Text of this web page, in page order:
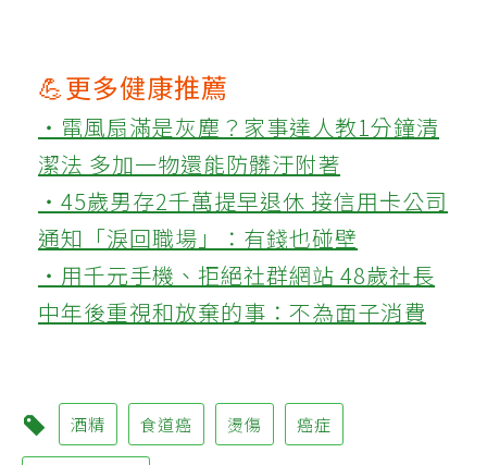
💪更多健康推薦
‧電風扇滿是灰塵？家事達人教1分鐘清
潔法 多加一物還能防髒汙附著
‧45歲男存2千萬提早退休 接信用卡公司
通知「淚回職場」：有錢也碰壁
‧用千元手機、拒絕社群網站 48歲社長
中年後重視和放棄的事：不為面子消費
酒精 食道癌 燙傷 癌症